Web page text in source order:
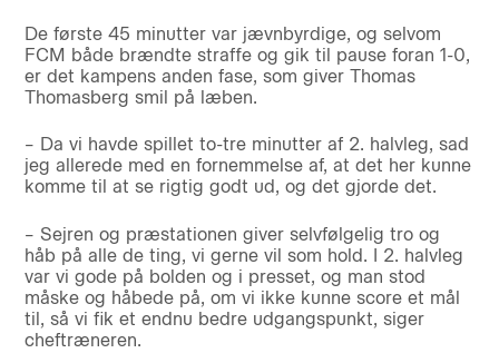
De første 45 minutter var jævnbyrdige, og selvom
FCM både brændte straffe og gik til pause foran 1-0,
er det kampens anden fase, som giver Thomas
Thomasberg smil på læben.
– Da vi havde spillet to-tre minutter af 2. halvleg, sad
jeg allerede med en fornemmelse af, at det her kunne
komme til at se rigtig godt ud, og det gjorde det.
– Sejren og præstationen giver selvfølgelig tro og
håb på alle de ting, vi gerne vil som hold. I 2. halvleg
var vi gode på bolden og i presset, og man stod
måske og håbede på, om vi ikke kunne score et mål
til, så vi fik et endnu bedre udgangspunkt, siger
cheftræneren.